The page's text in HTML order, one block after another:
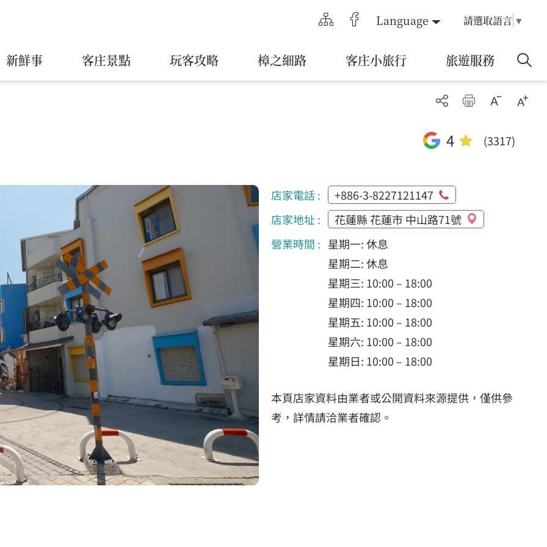
Language 請選取語言 ▼
新鮮事 客庄景點 玩客攻略 樟之細路 客庄小旅行 旅遊服務
4 (3317)
店家電話 :
+886-3-8227121147
店家地址 :
花蓮縣 花蓮市 中山路71號
營業時間 : 星期一: 休息
星期二: 休息
星期三: 10:00 – 18:00
星期四: 10:00 – 18:00
星期五: 10:00 – 18:00
星期六: 10:00 – 18:00
星期日: 10:00 – 18:00
本頁店家資料由業者或公開資料來源提供，僅供參
考，詳情請洽業者確認。